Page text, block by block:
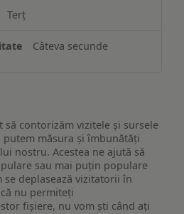
Terț
Câteva secunde
să contorizăm vizitele și sursele
măsura și îmbunătăți
nostru. Acestea ne ajută să
sau mai puțin populare
se deplasează vizitatorii în
nu permiteți
fișiere, nu vom ști când ați